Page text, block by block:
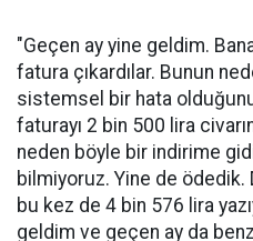
"Geçen ay yine geldim.
fatura çıkardılar. Bunun
sistemsel bir hata
faturayı 2 bin 500 lira
neden böyle bir indirime
bilmiyoruz. Yine de
bu kez de 4 bin 576 lira
geldim ve geçen ay da